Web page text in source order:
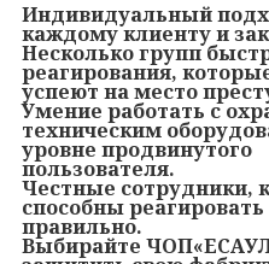
Индивидуальный
каждому клиенту и
Несколько групп
реагирования,
успеют на место
Умение работать с
техническим
уровне продвинутого
пользователя.
Честные сотрудники,
способны
правильно.
Выбирайте